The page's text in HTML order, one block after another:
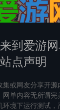
到爱游
站点声明
或网友分享开
单内容无所谓
境下运行测试